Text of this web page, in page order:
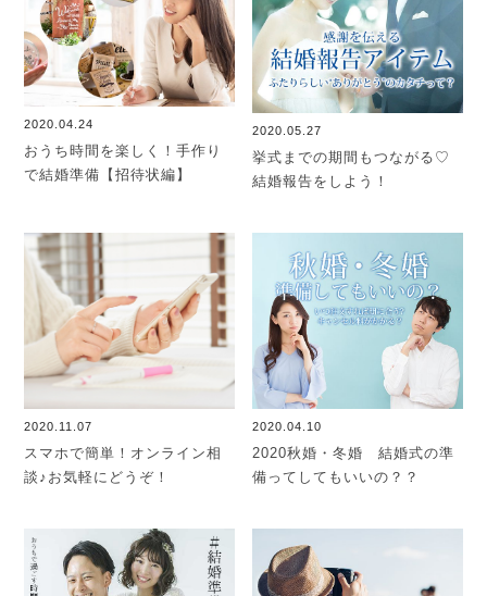
2020.04.24
おうち時間を楽しく！手作り
で結婚準備【招待状編】
2020.05.27
挙式までの期間もつながる♡
結婚報告をしよう！
2020.11.07
スマホで簡単！オンライン相
談♪お気軽にどうぞ！
2020.04.10
2020秋婚・冬婚 結婚式の準
備ってしてもいいの？？